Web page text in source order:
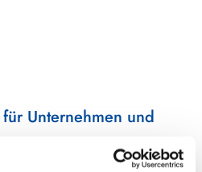
Unternehmen und